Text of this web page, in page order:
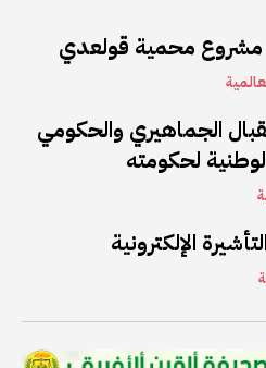
مشروع محمية قولعدي
الجماهيري والحكومي
لحكومته
الإلكترونية